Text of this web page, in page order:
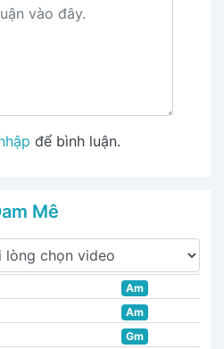
để bình luận.
Mê
Am
Am
Gm